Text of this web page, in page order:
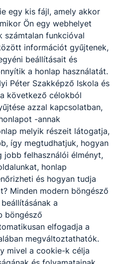
és lesznek,
lesz.
jó ﬁzikum, jó
kézügyesség,
új innovatív technológiák
a műszaki
szükséges eszközöket
képes működtetni;
jellemzőit és a
technológiai utasításokat
a kőműves brigád többi
ugyanakkor
egy kis fájl, amely akkor
Ön egy webhelyet
számtalan funkcióval
információt gyűjtenek,
beállításait és
a honlap használatát.
Péter Szakképző Iskola és
következő célokból
azzal kapcsolatban,
-annak
melyik részeit látogatja,
így megtudhatjuk, hogyan
jobb felhasználói élményt,
honlap
és hogyan tudja
Minden modern böngésző
a
böngésző
elfogadja a
megváltoztathatók.
mivel a cookie-k célja